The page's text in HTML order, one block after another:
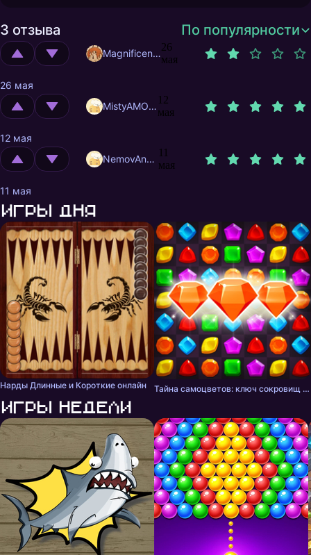
3 отзыва По популярности
MagnificentMrFox
26
мая
26 мая
MistyAMOGUS
12
мая
12 мая
NemovAndrew
11
мая
11 мая
Игры дня
Нарды Длинные и Короткие онлайн Тайна самоцветов: ключ сокровищ - три в ряд
Игры недели